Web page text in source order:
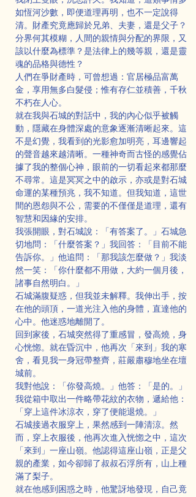
如恆河沙數，即便道理再明，也不一定說得
清。財產究竟應歸於兄弟、夫妻，還是父子？
分界何其模糊，人間的親情與分配的界限，又
該以什麼為標準？是法律上的幾等親，還是靈
魂的品格與德性？
人們在爭財產時，可曾想過：官居極品富萬
金，享用無多白髮侵；惟有存仁並積善，千秋
不朽在人心。
就在我與石城的對話中，我的內心似乎被觸
動，隱藏在身體深處的意象逐漸清晰起來。這
不是幻覺，我看到的光影愈加明亮，耳邊響起
的聲音越來越清晰。一種神奇而古怪的感覺佔
據了我的整個心神，眼前的一切看起來都那麼
不尋常。這是冥冥之中的啟示，亦或是對石城
命運的某種預兆，我不知道。但我知道，這世
間的恩怨與不公，需要的不僅僅是道理，還有
智慧和因緣的安排。
我張開眼，對石城說：「有答案了。」石城急
切地問：「什麼答案？」我回答：「目前不能
告訴你。」他追問：「那我該怎麼做？」我淡
然一笑：「你什麼都不用做，大約一個月後，
諸事自然明白。」
石城滿腹疑惑，但我並未解釋。我伸出手，按
在他的頭頂，一道光注入他的身體，直達他的
心中。他迷惑地離開了。
回到家後，石城突然得了重感冒，發高燒，身
心恍惚。就在昏沉中，他再次「來到」我的寒
舍，看見我一身冠帶整齊，莊嚴肅穆地坐在壇
城前。
我對他說：「你發高燒。」他答：「是的。」
我從箱中取出一件略帶花紋的衣物，遞給他：
「穿上這件冰涼衣，穿了便能退燒。」
石城接過衣服穿上，果然感到一陣清涼。然
而，穿上衣服後，他再次進入恍惚之中，這次
「來到」一座山嶺。他認得這座山嶺，正是父
親的產業，如今卻歸了叔叔石浮所有，山上種
滿了梨子。
就在他感到困惑之時，他驚訝地發現，自己竟